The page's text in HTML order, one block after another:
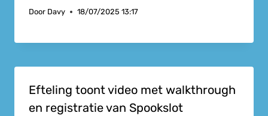
Door Davy 18/07/2025 13:17
Efteling toont video met walkthrough
en registratie van Spookslot